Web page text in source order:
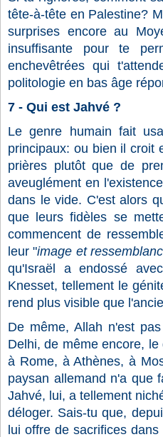
tête-à-tête en Palestine?
surprises encore au
insuffisante pour te
enchevêtrées qui
politologie en bas âge
7 - Qui est Jahvé ?
Le genre humain fait
principaux: ou bien il croit
prières plutôt que de
aveuglément en
dans le vide. C'est alors
que leurs fidèles se
commencent de
leur "image et
qu'Israël a endossé
Knesset, tellement le
rend plus visible que
De même, Allah n'est
Delhi, de même encore,
à Rome, à Athènes, à
paysan allemand n'a que
Jahvé, lui, a tellement
déloger. Sais-tu que,
lui offre de sacrifices